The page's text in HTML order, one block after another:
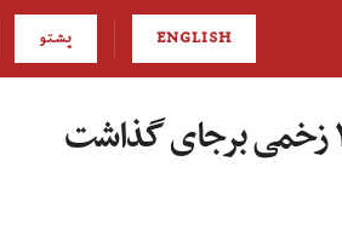
ENGLISH پشتو